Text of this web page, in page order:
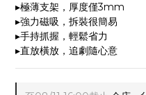
▸極薄支架，厚度僅3mm
▸強力磁吸，拆裝很簡易
▸手持抓握，輕鬆省力
▸直放橫放，追劇隨心意